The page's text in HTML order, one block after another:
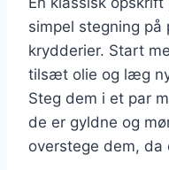
simpel stegning
krydderier. Start
tilsæt olie og læg
Steg dem i et par
de er gyldne og
overstege dem,